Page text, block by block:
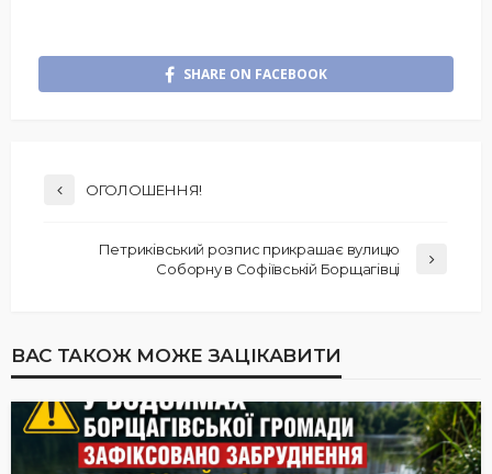
SHARE ON FACEBOOK
ОГОЛОШЕННЯ!
Петриківський розпис прикрашає вулицю
Соборну в Софіївській Борщагівці
ВАС ТАКОЖ МОЖЕ ЗАЦІКАВИТИ